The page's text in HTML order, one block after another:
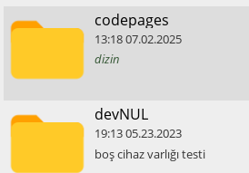
​codepages
13:1807.02.2025
dizin
​devNUL
19:1305.23.2023
​boş cihaz varlığı testi